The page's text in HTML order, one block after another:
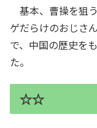
基本、曹操を狙
ゲだらけのおじさ
で、中国の歴史を
た。
☆☆